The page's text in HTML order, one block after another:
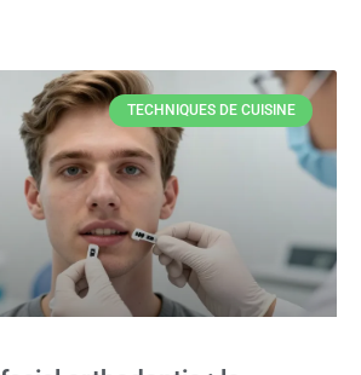
TECHNIQUES DE CUISINE